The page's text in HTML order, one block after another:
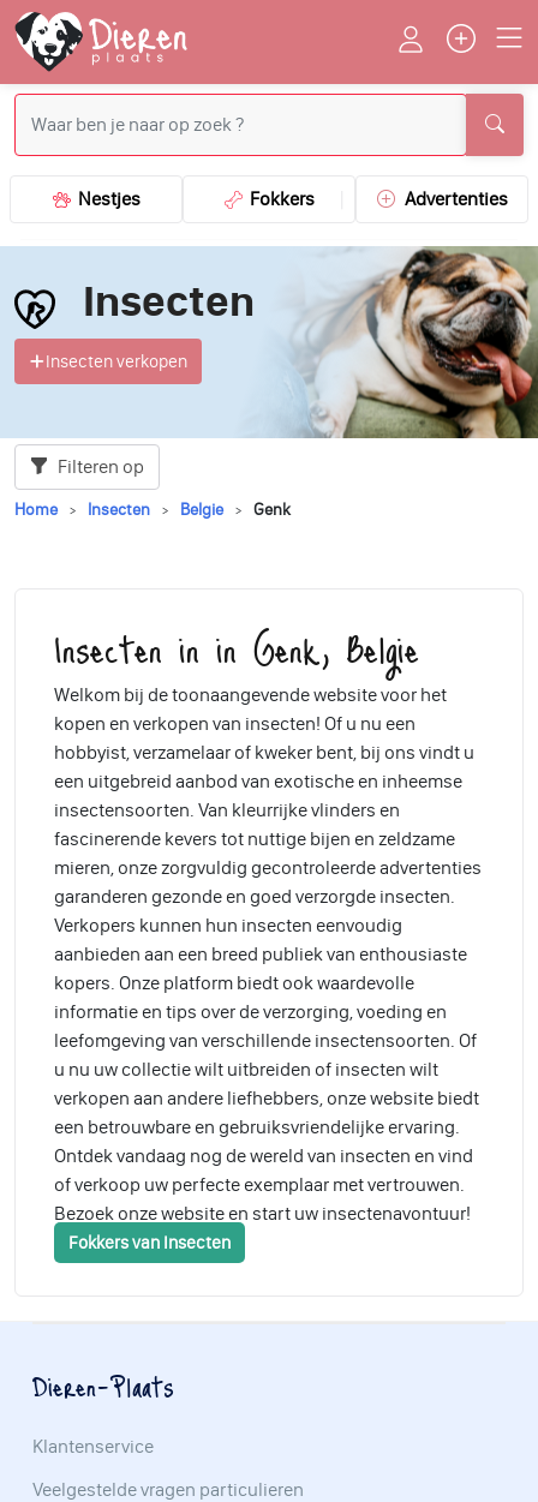
Nestjes Fokkers Advertenties
Insecten
Insecten verkopen
Filteren op
Home Insecten Belgie Genk
Insecten in in Genk, Belgie
Welkom bij de toonaangevende website voor het
kopen en verkopen van insecten! Of u nu een
hobbyist, verzamelaar of kweker bent, bij ons vindt u
een uitgebreid aanbod van exotische en inheemse
insectensoorten. Van kleurrijke vlinders en
fascinerende kevers tot nuttige bijen en zeldzame
mieren, onze zorgvuldig gecontroleerde advertenties
garanderen gezonde en goed verzorgde insecten.
Verkopers kunnen hun insecten eenvoudig
aanbieden aan een breed publiek van enthousiaste
kopers. Onze platform biedt ook waardevolle
informatie en tips over de verzorging, voeding en
leefomgeving van verschillende insectensoorten. Of
u nu uw collectie wilt uitbreiden of insecten wilt
verkopen aan andere liefhebbers, onze website biedt
een betrouwbare en gebruiksvriendelijke ervaring.
Ontdek vandaag nog de wereld van insecten en vind
of verkoop uw perfecte exemplaar met vertrouwen.
Bezoek onze website en start uw insectenavontuur!
Fokkers van Insecten
Dieren-Plaats
Klantenservice
Veelgestelde vragen particulieren